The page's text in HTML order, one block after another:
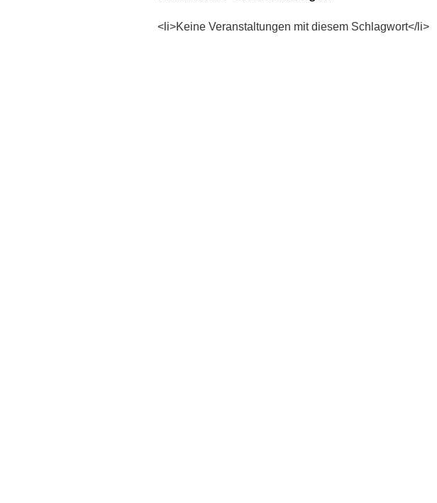
<li>Keine Veranstaltungen mit diesem Schlagwort</li>